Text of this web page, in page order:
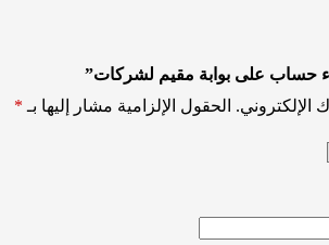
حساب على بوابة مقيم لشركات”
الإلكتروني. الحقول الإلزامية مشار إليها بـ *